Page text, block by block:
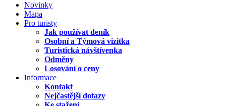
Novinky
Mapa
Pro turisty
Jak používat deník
Osobní a Týmová vizitka
Turistická návštívenka
Odměny
Losování o ceny
Informace
Kontakt
Nejčastější dotazy